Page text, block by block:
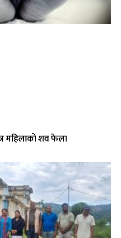
महिलाको शव फेला